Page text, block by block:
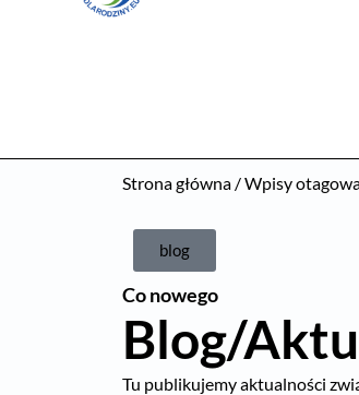
Strona główna / Wpisy
blog
Co nowego
Blog/
Tu publikujemy aktualności